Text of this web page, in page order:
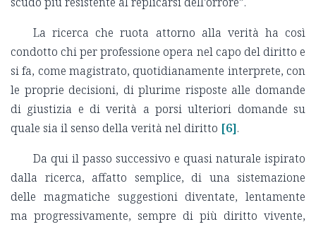
La ricerca che ruota attorno alla verità ha così
condotto chi per professione opera nel capo del diritto e
si fa, come magistrato, quotidianamente interprete, con
le proprie decisioni, di plurime risposte alle domande
di giustizia e di verità a porsi ulteriori domande su
quale sia il senso della verità nel diritto [6].
Da qui il passo successivo e quasi naturale ispirato
dalla ricerca, affatto semplice, di una sistemazione
delle magmatiche suggestioni diventate, lentamente
ma progressivamente, sempre di più diritto vivente,